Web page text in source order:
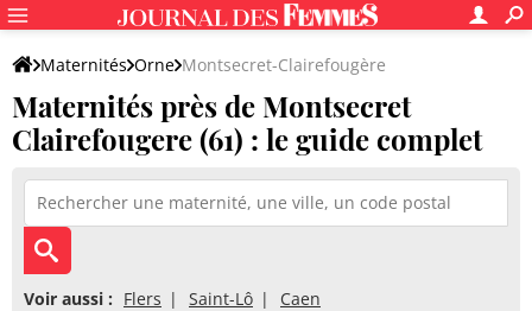
Maternités Orne Montsecret-Clairefougère
Maternités près de Montsecret
Clairefougere (61) : le guide complet
Voir aussi : Flers Saint-Lô Caen